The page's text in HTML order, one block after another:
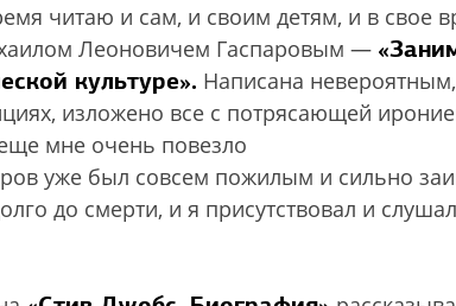
читаю и сам, и своим детям, и в свое
Леоновичем Гаспаровым —
культуре». Написана
изложено все с потрясающей
мне очень повезло
уже был совсем пожилым и сильно
до смерти, и я присутствовал и